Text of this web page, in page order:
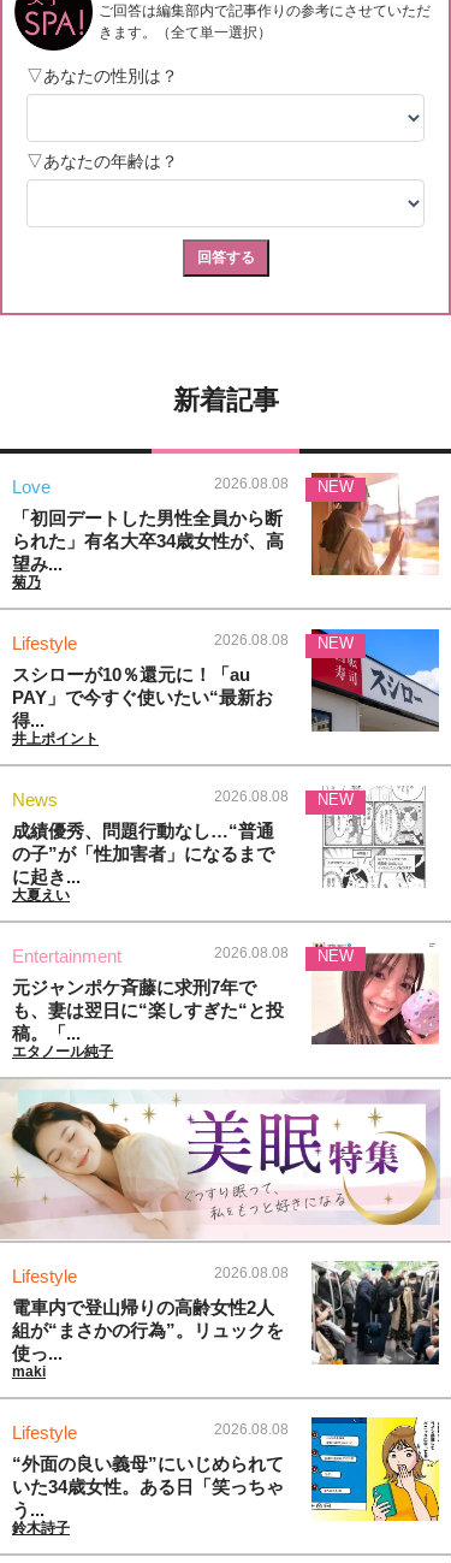
新着記事
Love 2026.08.08
「初回デートした男性全員から断
られた」有名大卒34歳女性が、高
望み...
菊乃
NEW
Lifestyle 2026.08.08
スシローが10％還元に！「au
PAY」で今すぐ使いたい“最新お
得...
井上ポイント
NEW
News 2026.08.08
成績優秀、問題行動なし…“普通
の子”が「性加害者」になるまで
に起き...
大夏えい
NEW
Entertainment 2026.08.08
元ジャンポケ斉藤に求刑7年で
も、妻は翌日に“楽しすぎた“と投
稿。「...
エタノール純子
NEW
Lifestyle 2026.08.08
電車内で登山帰りの高齢女性2人
組が“まさかの行為”。リュックを
使っ...
maki
Lifestyle 2026.08.08
“外面の良い義母”にいじめられて
いた34歳女性。ある日「笑っちゃ
う...
鈴木詩子